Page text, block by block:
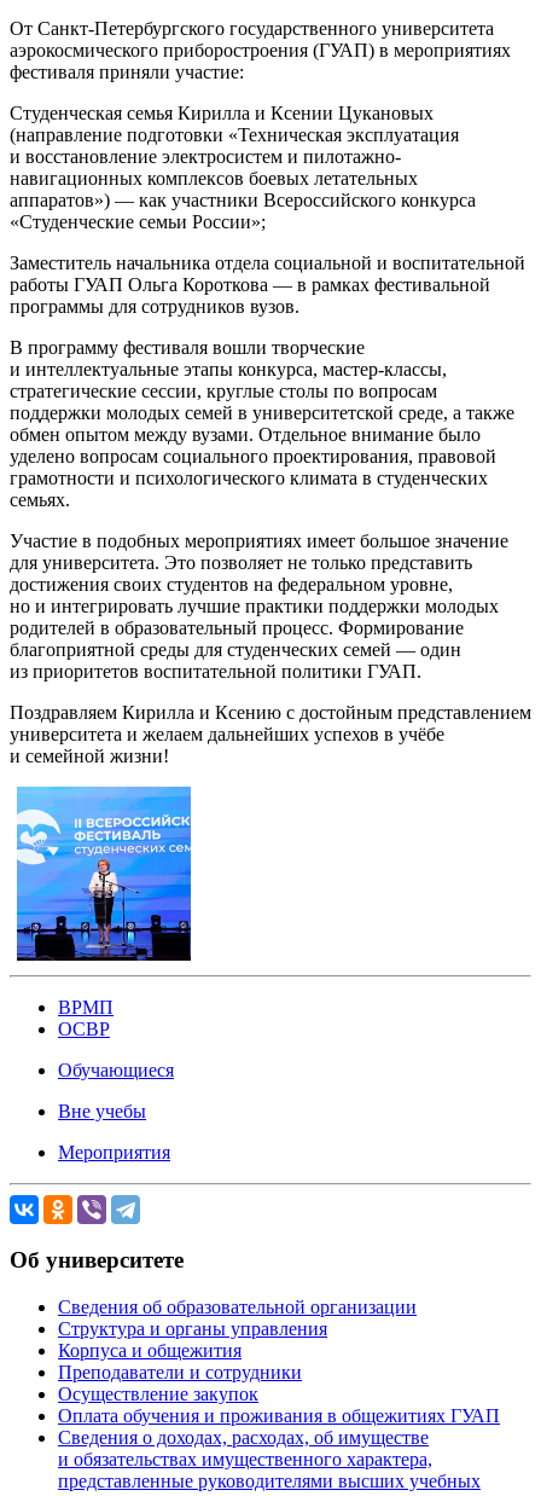
От Санкт-Петербургского государственного университета
аэрокосмического приборостроения (ГУАП) в мероприятиях
фестиваля приняли участие:
Студенческая семья Кирилла и Ксении Цукановых
(направление подготовки «Техническая эксплуатация
и восстановление электросистем и пилотажно-
навигационных комплексов боевых летательных
аппаратов») — как участники Всероссийского конкурса
«Студенческие семьи России»;
Заместитель начальника отдела социальной и воспитательной
работы ГУАП Ольга Короткова — в рамках фестивальной
программы для сотрудников вузов.
В программу фестиваля вошли творческие
и интеллектуальные этапы конкурса, мастер-классы,
стратегические сессии, круглые столы по вопросам
поддержки молодых семей в университетской среде, а также
обмен опытом между вузами. Отдельное внимание было
уделено вопросам социального проектирования, правовой
грамотности и психологического климата в студенческих
семьях.
Участие в подобных мероприятиях имеет большое значение
для университета. Это позволяет не только представить
достижения своих студентов на федеральном уровне,
но и интегрировать лучшие практики поддержки молодых
родителей в образовательный процесс. Формирование
благоприятной среды для студенческих семей — один
из приоритетов воспитательной политики ГУАП.
Поздравляем Кирилла и Ксению с достойным представлением
университета и желаем дальнейших успехов в учёбе
и семейной жизни!
ВРМП
ОСВР
Обучающиеся
Вне учебы
Мероприятия
Об университете
Сведения об образовательной организации
Структура и органы управления
Корпуса и общежития
Преподаватели и сотрудники
Осуществление закупок
Оплата обучения и проживания в общежитиях ГУАП
Сведения о доходах, расходах, об имуществе
и обязательствах имущественного характера,
представленные руководителями высших учебных